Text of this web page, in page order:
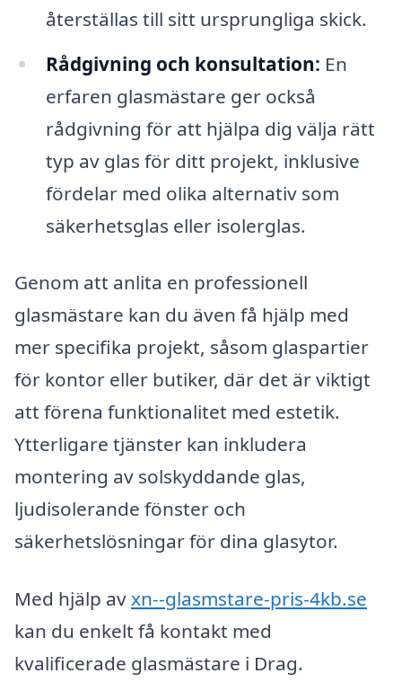
återställas till sitt ursprungliga skick.
Rådgivning och konsultation: En
erfaren glasmästare ger också
rådgivning för att hjälpa dig välja rätt
typ av glas för ditt projekt, inklusive
fördelar med olika alternativ som
säkerhetsglas eller isolerglas.
Genom att anlita en professionell
glasmästare kan du även få hjälp med
mer specifika projekt, såsom glaspartier
för kontor eller butiker, där det är viktigt
att förena funktionalitet med estetik.
Ytterligare tjänster kan inkludera
montering av solskyddande glas,
ljudisolerande fönster och
säkerhetslösningar för dina glasytor.
Med hjälp avxn--glasmstare-pris-4kb.se
kan du enkelt få kontakt med
kvalificerade glasmästare i Drag.